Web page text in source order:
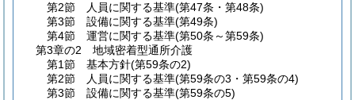
第2節
人員に関する基準(第47条・第48条)
第3節
設備に関する基準(第49条)
第4節
運営に関する基準(第50条～第59条)
第3章の2
地域密着型通所介護
第1節
基本方針(第59条の2)
第2節
人員に関する基準(第59条の3・第59条の4)
第3節
設備に関する基準(第59条の5)